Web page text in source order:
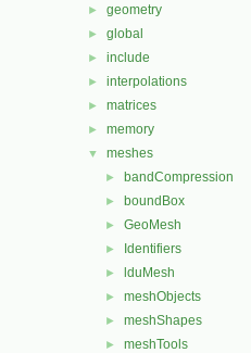
► geometry
► global
► include
► interpolations
► matrices
► memory
▼ meshes
► bandCompression
► boundBox
► GeoMesh
► Identifiers
► lduMesh
► meshObjects
► meshShapes
► meshTools